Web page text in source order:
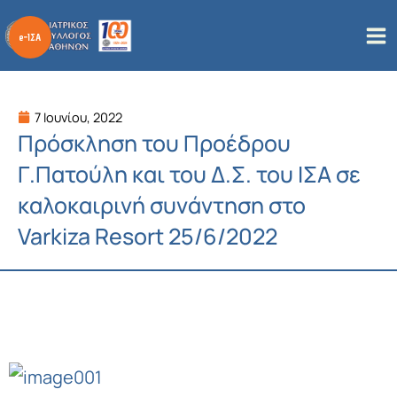
στο
περιεχόμενο
7 Ιουνίου, 2022
Πρόσκληση του Προέδρου
Γ.Πατούλη και του Δ.Σ. του ΙΣΑ σε
καλοκαιρινή συνάντηση στο
Varkiza Resort 25/6/2022